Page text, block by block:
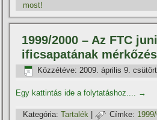
most!
1999/2000 – Az FTC
ificsapatának
Közzétéve: 2009. április 9.
Egy kattintás ide a folytatáshoz.... →
Kategória: Tartalék | Címke: